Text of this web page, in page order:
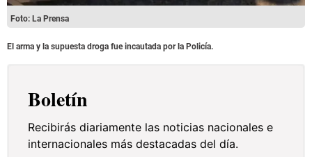
Foto: La Prensa
El arma y la supuesta droga fue incautada por la Policía.
Boletín
Recibirás diariamente las noticias nacionales e
internacionales más destacadas del día.